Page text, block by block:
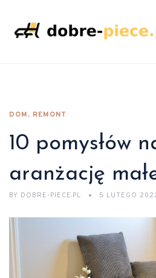
DOM, REMONT
10 pomysłów
aranżację
BY DOBRE-PIECE.PL 5 LUTEGO